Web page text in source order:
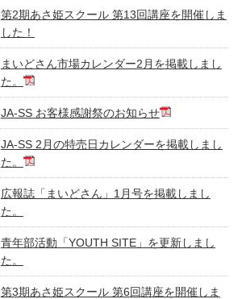
第2期あさ姫スクール 第13回講座を開催しま
した！
まいどさん市場カレンダー2月を掲載しまし
た。
JA-SS お客様感謝祭のお知らせ
JA-SS 2月の特売日カレンダーを掲載しまし
た。
広報誌「まいどさん」1月号を掲載しまし
た。
青年部活動「YOUTH SITE」を更新しまし
た。
第3期あさ姫スクール 第6回講座を開催しま